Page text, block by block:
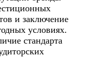
и заключение
условиях.
стандарта